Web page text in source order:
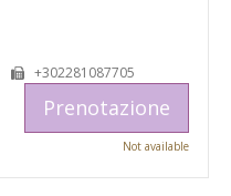
+302281087705
Prenotazione
Not available